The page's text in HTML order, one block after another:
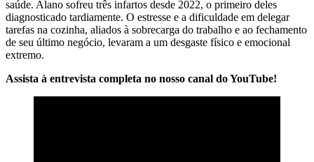
saúde. Alano sofreu três infartos desde 2022, o primeiro deles
diagnosticado tardiamente. O estresse e a dificuldade em delegar
tarefas na cozinha, aliados à sobrecarga do trabalho e ao fechamento
de seu último negócio, levaram a um desgaste físico e emocional
extremo.
Assista à entrevista completa no nosso canal do YouTube!